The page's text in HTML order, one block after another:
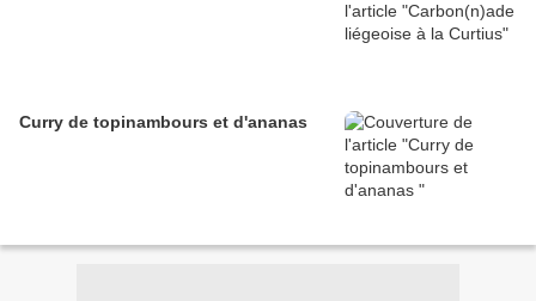
Curry de topinambours et d'ananas